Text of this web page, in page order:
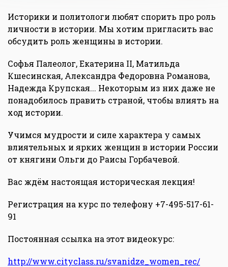
Историки и политологи любят спорить про роль
личности в истории. Мы хотим пригласить вас
обсудить роль женщины в истории.
Софья Палеолог, Екатерина II, Матильда
Кшесинская, Александра Федоровна Романова,
Надежда Крупская... Некоторым из них даже не
понадобилось править страной, чтобы влиять на
ход истории.
Учимся мудрости и силе характера у самых
влиятельных и ярких женщин в истории России
от княгини Ольги до Раисы Горбачевой.
Вас ждём настоящая историческая лекция!
Регистрация на курс по телефону +7-495-517-61-
91
Постоянная ссылка на этот видеокурс:
http://www.cityclass.ru/svanidze_women_rec/